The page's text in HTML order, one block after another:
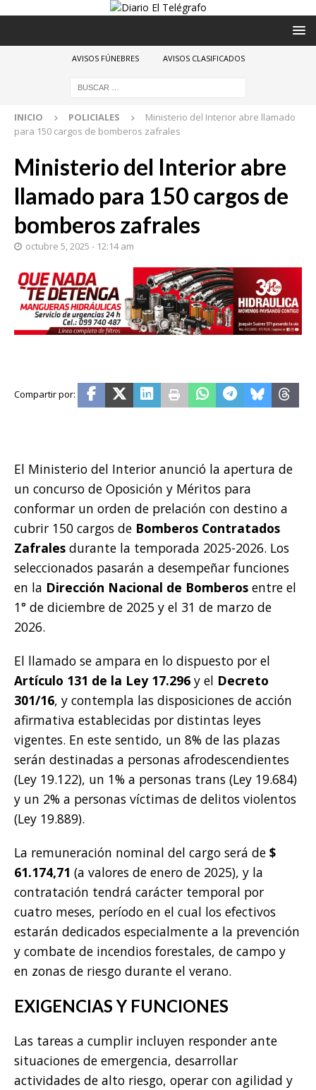
AVISOS FÚNEBRES AVISOS CLASIFICADOS
INICIO POLICIALES
Ministerio del Interior abre llamado
para 150 cargos de bomberos zafrales
Ministerio del Interior abre
llamado para 150 cargos de
bomberos zafrales
octubre 5, 2025 - 12:14 am
El Ministerio del Interior anunció la apertura de
un concurso de Oposición y Méritos para
conformar un orden de prelación con destino a
cubrir 150 cargos de Bomberos Contratados
Zafrales durante la temporada 2025-2026. Los
seleccionados pasarán a desempeñar funciones
en la Dirección Nacional de Bomberos entre el
1° de diciembre de 2025 y el 31 de marzo de
2026.
El llamado se ampara en lo dispuesto por el
Artículo 131 de la Ley 17.296 y el Decreto
301/16, y contempla las disposiciones de acción
afirmativa establecidas por distintas leyes
vigentes. En este sentido, un 8% de las plazas
serán destinadas a personas afrodescendientes
(Ley 19.122), un 1% a personas trans (Ley 19.684)
y un 2% a personas víctimas de delitos violentos
(Ley 19.889).
La remuneración nominal del cargo será de $
61.174,71 (a valores de enero de 2025), y la
contratación tendrá carácter temporal por
cuatro meses, período en el cual los efectivos
estarán dedicados especialmente a la prevención
y combate de incendios forestales, de campo y
en zonas de riesgo durante el verano.
EXIGENCIAS Y FUNCIONES
Las tareas a cumplir incluyen responder ante
situaciones de emergencia, desarrollar
actividades de alto riesgo, operar con agilidad y